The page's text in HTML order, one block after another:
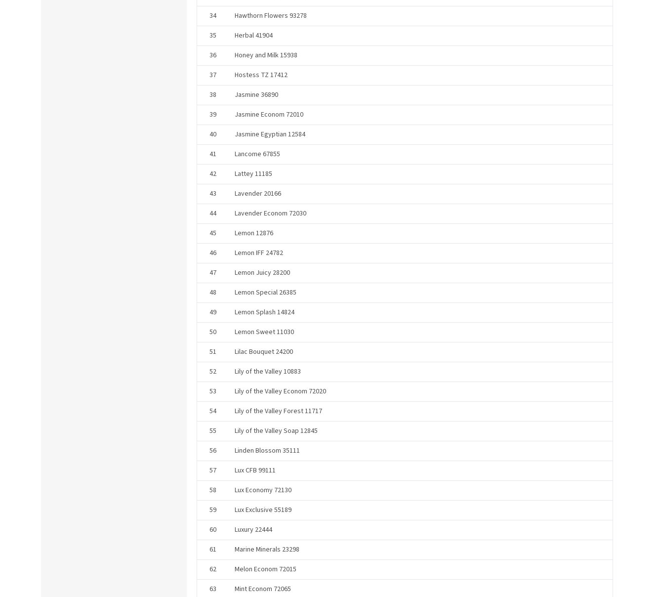
34
Hawthorn Flowers 93278
35
Herbal 41904
36
Honey and Milk 15938
37
Hostess TZ 17412
38
Jasmine 36890
39
Jasmine Econom 72010
40
Jasmine Egyptian 12584
41
Lancome 67855
42
Lattey 11185
43
Lavender 20166
44
Lavender Econom 72030
45
Lemon 12876
46
Lemon IFF 24782
47
Lemon Juicy 28200
48
Lemon Special 26385
49
Lemon Splash 14824
50
Lemon Sweet 11030
51
Lilac Bouquet 24200
52
Lily of the Valley 10883
53
Lily of the Valley Econom 72020
54
Lily of the Valley Forest 11717
55
Lily of the Valley Soap 12845
56
Linden Blossom 35111
57
Lux CFB 99111
58
Lux Economy 72130
59
Lux Exclusive 55189
60
Luxury 22444
61
Marine Minerals 23298
62
Melon Econom 72015
63
Mint Econom 72065